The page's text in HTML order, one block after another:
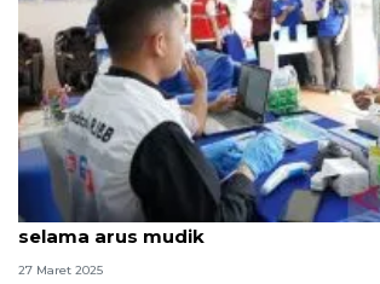
Stok BBM di Rest Area KM 57
selama arus mudik
27 Maret 2025